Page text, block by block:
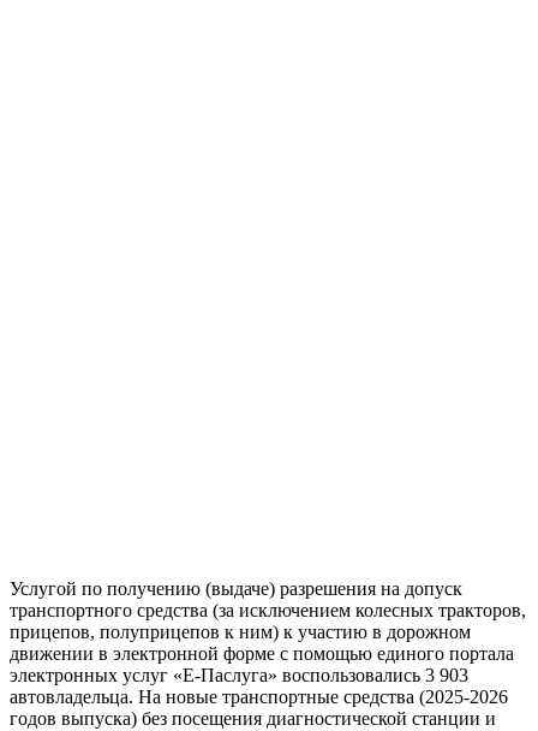
Услугой по получению (выдаче) разрешения на допуск
транспортного средства (за исключением колесных тракторов,
прицепов, полуприцепов к ним) к участию в дорожном
движении в электронной форме с помощью единого портала
электронных услуг «Е-Паслуга» воспользовались 3 903
автовладельца. На новые транспортные средства (2025-2026
годов выпуска) без посещения диагностической станции и